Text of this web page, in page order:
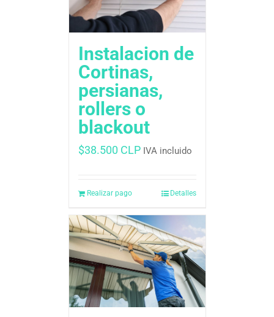
Instalacion de
Cortinas,
persianas,
rollers o
blackout
$38.500 CLP IVA incluido
Realizar pago Detalles